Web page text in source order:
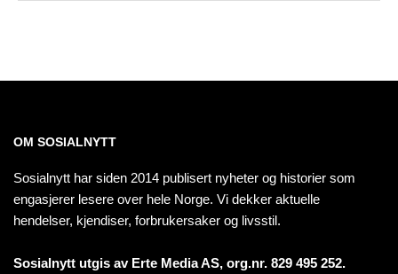
OM SOSIALNYTT
Sosialnytt har siden 2014 publisert nyheter og historier som
engasjerer lesere over hele Norge. Vi dekker aktuelle
hendelser, kjendiser, forbrukersaker og livsstil.
Sosialnytt utgis av Erte Media AS, org.nr. 829 495 252.